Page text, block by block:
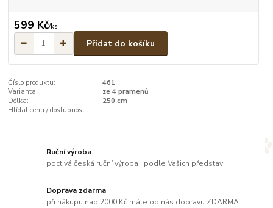
599 Kč/ks
Přidat do košíku
Číslo produktu:
461
Varianta:
ze 4 pramenů
Délka:
250 cm
Hlídat cenu / dostupnost
Ruční výroba
poctivá česká ruční výroba i podle Vašich představ
Doprava zdarma
při nákupu nad 2000 Kč máte od nás dopravu ZDARMA